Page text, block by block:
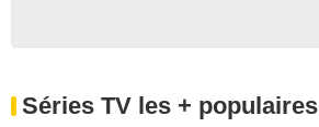
Séries TV les + populaires